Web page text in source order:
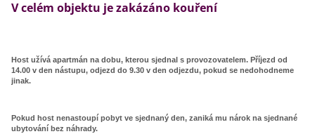
V celém objektu je zakázáno kouření
Host užívá apartmán na dobu, kterou sjednal s provozovatelem. Příjezd od
14.00 v den nástupu, odjezd do 9.30 v den odjezdu, pokud se nedohodneme
jinak.
Pokud host nenastoupí pobyt ve sjednaný den, zaniká mu nárok na sjednané
ubytování bez náhrady.